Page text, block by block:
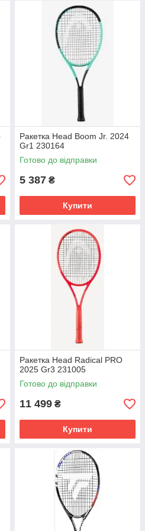
Ракетка Head Boom Jr. 2024
Gr1 230164
Готово до відправки
5 387 ₴
Купити
Ракетка Head Radical PRO
2025 Gr3 231005
Готово до відправки
11 499 ₴
Купити